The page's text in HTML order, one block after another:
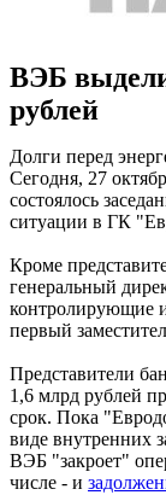
ВЭБ
рублей
Долги перед
Сегодня, 27
состоялось
ситуации в ГК
Кроме
генеральный
контролирующие
первый
Представители
1,6 млрд рублей
срок. Пока
виде внутренних
ВЭБ "закроет"
числе - и